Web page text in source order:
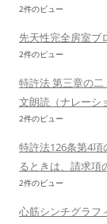
2件のビュー
先天性完全房室ブ
2件のビュー
特許法 第三章の
文朗読（ナレーシ
2件のビュー
特許法126条第4
るときは、請求項
2件のビュー
心筋シンチグラフ